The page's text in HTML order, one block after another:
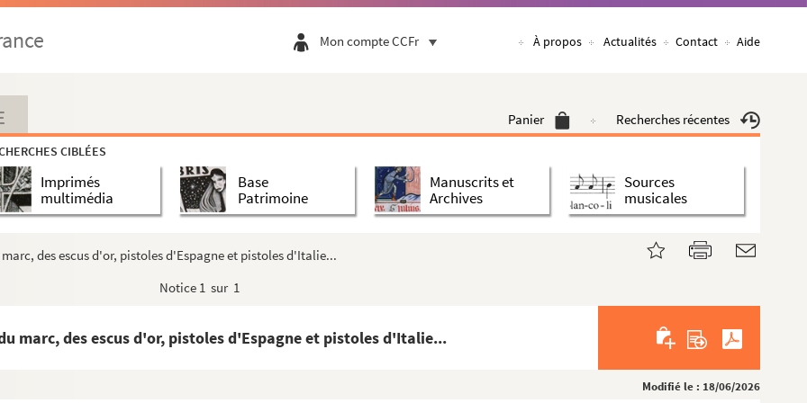
Mon compte CCFr À propos Actualités Contact Aide
Panier Recherches récentes
CIBLÉES
Imprimés
multimédia
Base
Patrimoine
Manuscrits et
Archives
Sources
musicales
des escus d'or, pistoles d'Espagne et pistoles d'Italie...
Notice 1 sur 1
marc, des escus d'or, pistoles d'Espagne et pistoles d'Italie...
Modifié le : 18/06/2026
la table en tête.
ville de Nimes et d'ailleurs, faits par M. M...
patrio primum edidit sermone, novissime latinum feci...